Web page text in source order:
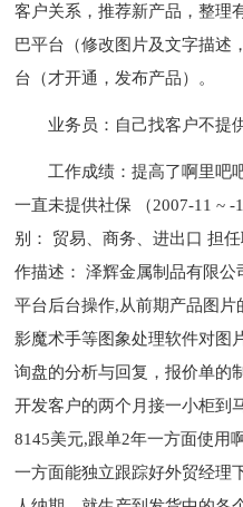
客户关系，推荐新产品，整理
巴平台（修改图片及文字描述
台（才开通，发布产品）。
业务员：自己找客户不提
工作成绩：提高了啊里吧
一直未提供社保 （2007-11 ~
别： 贸易、商务、进出口 担
作描述： 泽辉金属制品有限
平台后台操作,从前期产品图片
影魔术手等图象处理软件对图
询盘的分析与回复，报价单的
开发客户的两个月接一小柜到
8145美元,跟单2年一方面使用
一方面能独立跟踪好外贸经理